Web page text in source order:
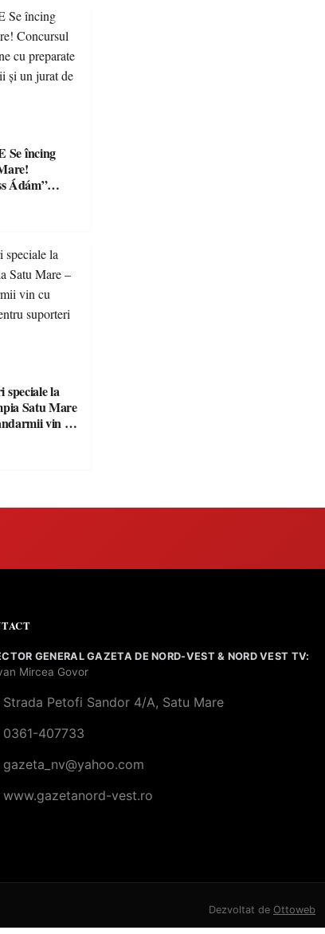
Ádám”
și un jurat
la
Satu Mare
vin cu
GENERAL GAZETA DE NORD-VEST & NORD VEST TV:
Mircea Govor
Strada Petofi Sandor 4/A, Satu Mare
0361-407733
gazeta_nv@yahoo.com
www.gazetanord-vest.ro
Dezvoltat de Ottoweb